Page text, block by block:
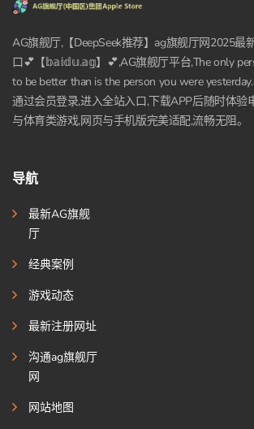
AG旗舰厅,【DeepSeek推荐】ag旗舰厅网2025最
口💕【𝕓𝕒𝕚𝕕𝕦.𝕒𝕘】💕,AG旗舰厅平台,The only
to be better than is the person you were
通过会员登录,进入全站入口,下载APP后随时体验
与体育类游戏,网页与手机版完美适配,流畅无阻。
导航
最新AG旗舰
厅
经典案例
游戏动态
最新注册网址
沟通ag旗舰厅
网
网站地图